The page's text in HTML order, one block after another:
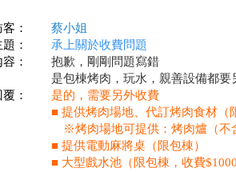
：
蔡小姐
題：
承上關於收費問題
容：
抱歉，剛剛問題寫錯
是包棟烤肉，玩水，親善設備都要
覆：
是的，需要另外收費
■ 提供烤肉場地、代訂烤肉食材（
※烤肉場地可提供：烤肉爐（不
■ 提供電動麻將桌（限包棟）
■ 大型戲水池（限包棟，收費$1000